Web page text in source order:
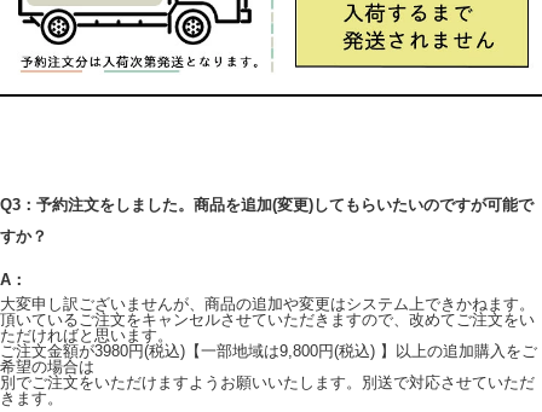
Q3：予約注文をしました。商品を追加(変更)してもらいたいのですが可能で
すか？
A：
大変申し訳ございませんが、商品の追加や変更はシステム上できかねます。
頂いているご注文をキャンセルさせていただきますので、改めてご注文をい
ただければと思います。
ご注文金額が3980円(税込)【一部地域は9,800円(税込) 】以上の追加購入をご
希望の場合は
別でご注文をいただけますようお願いいたします。別送で対応させていただ
きます。